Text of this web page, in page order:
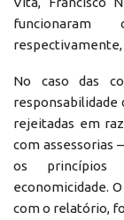
respectivamente,
No caso das
responsabilidade
rejeitadas em
com assessorias
os princípios
economicidade.
com o relatório,